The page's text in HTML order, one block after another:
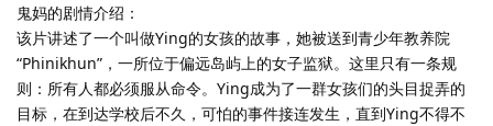
鬼妈的剧情介绍：
该片讲述了一个叫做Ying的女孩的故事，她被送到青少年教养院
“Phinikhun”，一所位于偏远岛屿上的女子监狱。这里只有一条规
则：所有人都必须服从命令。Ying成为了一群女孩们的头目捉弄的
目标，在到达学校后不久，可怕的事件接连发生，直到Ying不得不